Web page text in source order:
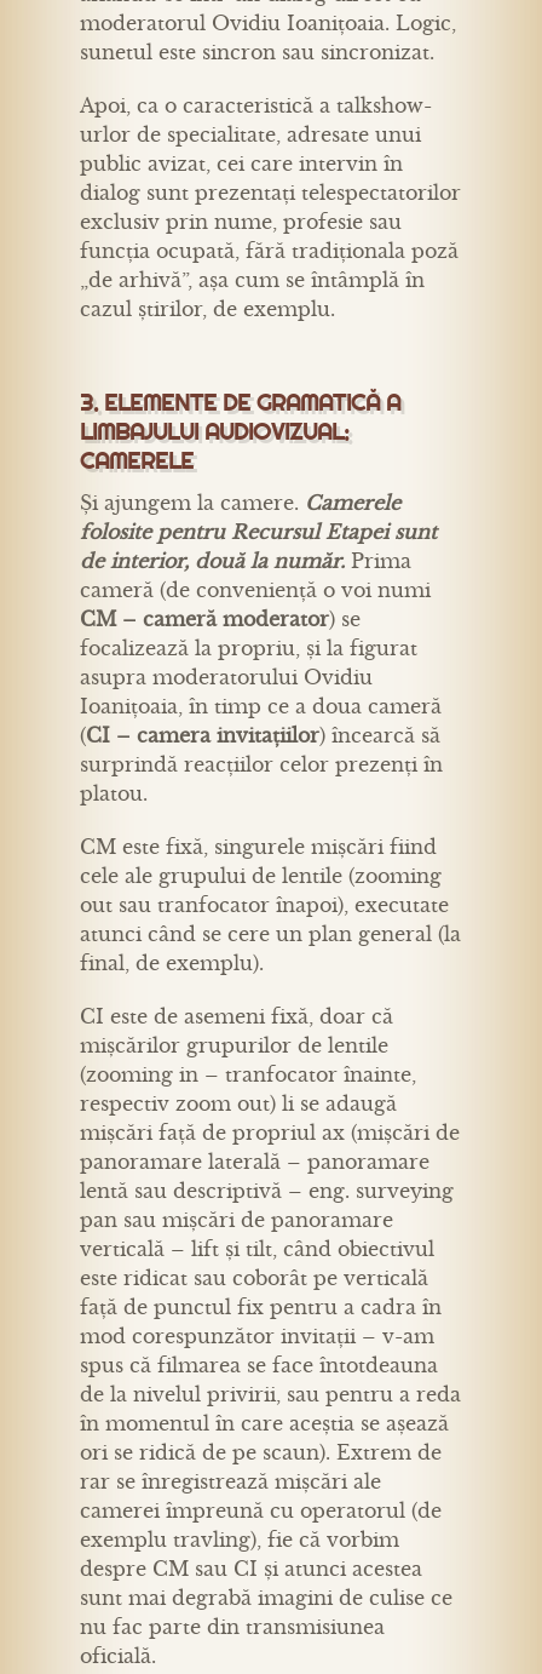
moderatorul Ovidiu Ioanițoaia. Logic,
sunetul este sincron sau sincronizat.
Apoi, ca o caracteristică a talkshow-
urlor de specialitate, adresate unui
public avizat, cei care intervin în
dialog sunt prezentați telespectatorilor
exclusiv prin nume, profesie sau
funcția ocupată, fără tradiționala poză
„de arhivă”, așa cum se întâmplă în
cazul știrilor, de exemplu.
3. ELEMENTE DE GRAMATICĂ A
LIMBAJULUI AUDIOVIZUAL:
CAMERELE
Și ajungem la camere. Camerele
folosite pentru Recursul Etapei sunt
de interior, două la număr. Prima
cameră (de conveniență o voi numi
CM – cameră moderator) se
focalizează la propriu, și la figurat
asupra moderatorului Ovidiu
Ioanițoaia, în timp ce a doua cameră
(CI – camera invitațiilor) încearcă să
surprindă reacțiilor celor prezenți în
platou.
CM este fixă, singurele mișcări fiind
cele ale grupului de lentile (zooming
out sau tranfocator înapoi), executate
atunci când se cere un plan general (la
final, de exemplu).
CI este de asemeni fixă, doar că
mișcărilor grupurilor de lentile
(zooming in – tranfocator înainte,
respectiv zoom out) li se adaugă
mișcări față de propriul ax (mișcări de
panoramare laterală – panoramare
lentă sau descriptivă – eng. surveying
pan sau mișcări de panoramare
verticală – lift și tilt, când obiectivul
este ridicat sau coborât pe verticală
față de punctul fix pentru a cadra în
mod corespunzător invitații – v-am
spus că filmarea se face întotdeauna
de la nivelul privirii, sau pentru a reda
în momentul în care aceștia se așează
ori se ridică de pe scaun). Extrem de
rar se înregistrează mișcări ale
camerei împreună cu operatorul (de
exemplu travling), fie că vorbim
despre CM sau CI și atunci acestea
sunt mai degrabă imagini de culise ce
nu fac parte din transmisiunea
oficială.